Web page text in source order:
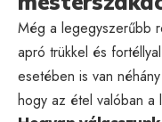
Még a legegyszerűbb
apró trükkel és
esetében is van
hogy az étel valóban a